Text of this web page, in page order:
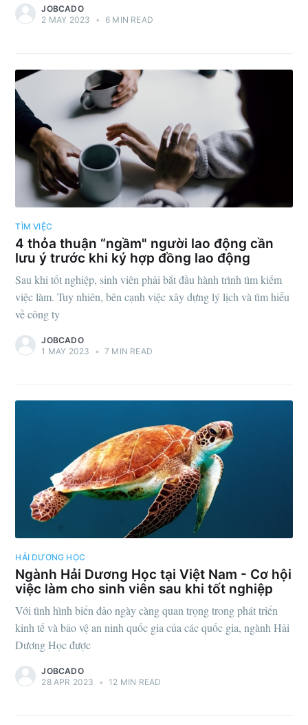
JOBCADO
2 MAY 2023
• 6 MIN READ
TÌM VIỆC
4 thỏa thuận “ngầm" người lao động cần
lưu ý trước khi ký hợp đồng lao động
Sau khi tốt nghiệp, sinh viên phải bắt đầu hành trình tìm kiếm
việc làm. Tuy nhiên, bên cạnh việc xây dựng lý lịch và tìm hiểu
về công ty
JOBCADO
1 MAY 2023
• 7 MIN READ
HẢI DƯƠNG HỌC
Ngành Hải Dương Học tại Việt Nam - Cơ hội
việc làm cho sinh viên sau khi tốt nghiệp
Với tình hình biển đảo ngày càng quan trọng trong phát triển
kinh tế và bảo vệ an ninh quốc gia của các quốc gia, ngành Hải
Dương Học được
JOBCADO
28 APR 2023
• 12 MIN READ